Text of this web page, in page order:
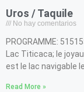
Uros / Taquile
No hay comentarios
PROGRAMME:
Lac Titicaca; le
est le lac navigable
Read More »